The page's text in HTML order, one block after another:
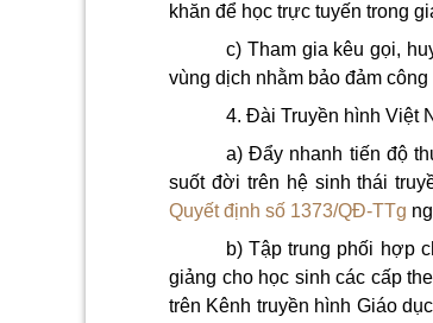
khăn để học trực tuyến trong
c) Tham gia kêu gọi,
vùng dịch nhằm bảo đảm
4. Đài Truyền hình Việt
a) Đẩy nhanh tiến độ
suốt đời trên hệ sinh thái
Quyết định số 1373/QĐ-TTg
b) Tập trung phối hợp
giảng cho học sinh các cấp
trên Kênh truyền hình Giáo